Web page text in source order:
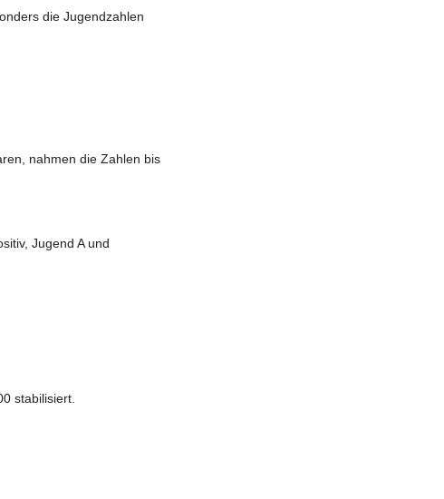
die Jugendzahlen
nahmen die Zahlen bis
Jugend A und
stabilisiert.